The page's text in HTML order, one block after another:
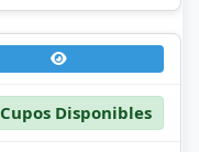
Cupos Disponibles